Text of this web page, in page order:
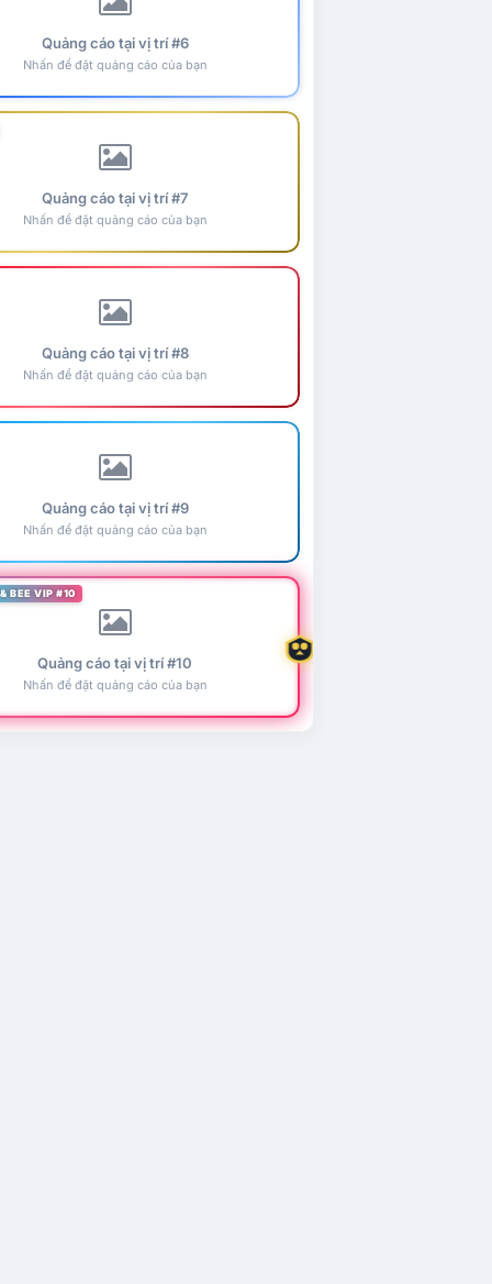
Quảng cáo tại vị trí #6
Nhấn để đặt quảng cáo của bạn
Quảng cáo tại vị trí #7
Nhấn để đặt quảng cáo của bạn
Quảng cáo tại vị trí #8
Nhấn để đặt quảng cáo của bạn
Quảng cáo tại vị trí #9
Nhấn để đặt quảng cáo của bạn
BEE VIP #10
Quảng cáo tại vị trí #10
Nhấn để đặt quảng cáo của bạn